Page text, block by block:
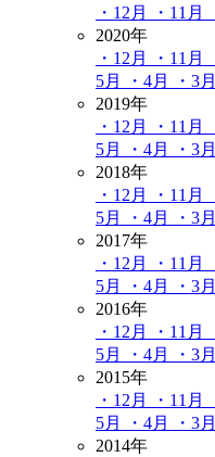
・12月
・11月
2020年
・12月
・11月
5月
・4月 ・3月
2019年
・12月
・11月
5月
・4月 ・3月
2018年
・12月
・11月
5月
・4月 ・3月
2017年
・12月
・11月
5月
・4月 ・3月
2016年
・12月
・11月
5月
・4月 ・3月
2015年
・12月
・11月
5月
・4月 ・3月
2014年